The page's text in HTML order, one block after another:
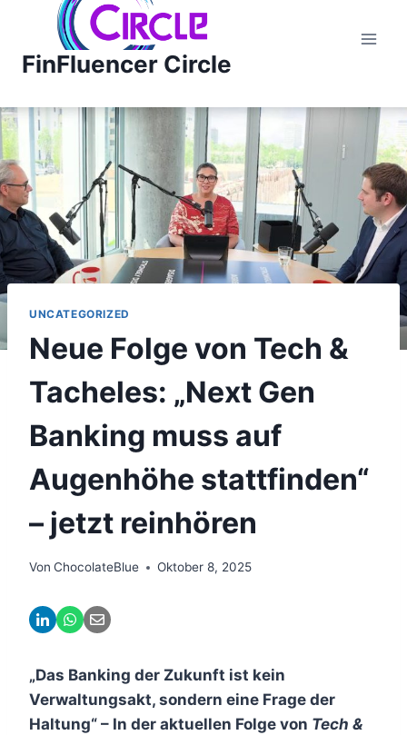
springen
FinFluencer Circle
UNCATEGORIZED
Neue Folge von Tech &
Tacheles: „Next Gen
Banking muss auf
Augenhöhe stattfinden“
– jetzt reinhören
Von ChocolateBlue Oktober 8, 2025
„Das Banking der Zukunft ist kein
Verwaltungsakt, sondern eine Frage der
Haltung“ – In der aktuellen Folge von Tech &